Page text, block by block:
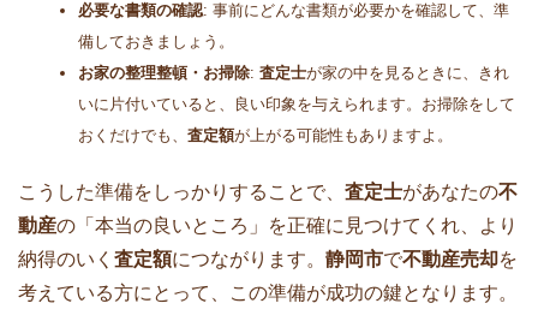
必要な書類の確認: 事前にどんな書類が必要かを確認して、準
備しておきましょう。
お家の整理整頓・お掃除: 査定士が家の中を見るときに、きれ
いに片付いていると、良い印象を与えられます。お掃除をして
おくだけでも、 査定額が上がる可能性もありますよ。
こうした準備をしっかりすることで、 査定士があなたの不
動産の「本当の良いところ」を正確に見つけてくれ、より
納得のいく 査定額につながります。 静岡市で不動産売却を
考えている方にとって、この準備が成功の鍵となります。